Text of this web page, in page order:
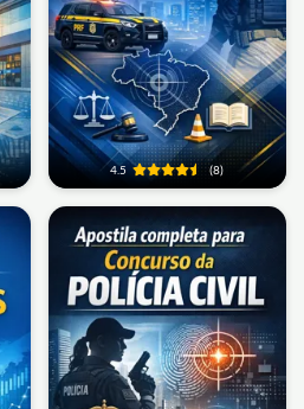
4.5 (8)